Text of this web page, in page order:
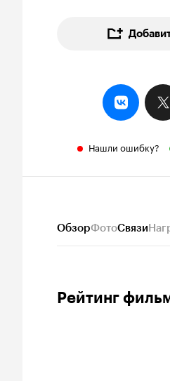
Нашли ошибку?
ОбзорФотоСвязи
Рейтинг